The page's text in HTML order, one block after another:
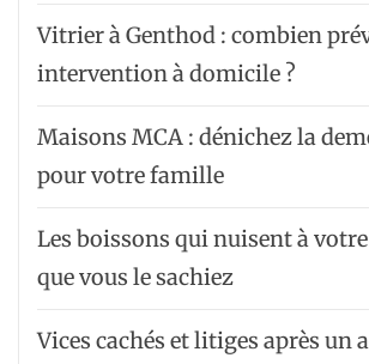
Vitrier à Genthod : combien
intervention à domicile ?
Maisons MCA : dénichez la
pour votre famille
Les boissons qui nuisent à
que vous le sachiez
Vices cachés et litiges après un